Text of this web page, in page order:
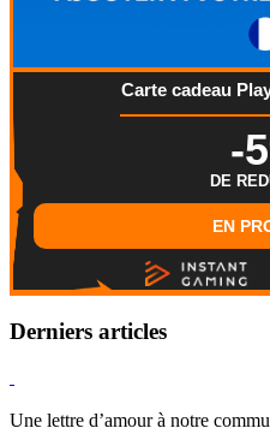
Carte cadeau
-
DE
EN
Derniers articles
Une lettre d’amour à notre